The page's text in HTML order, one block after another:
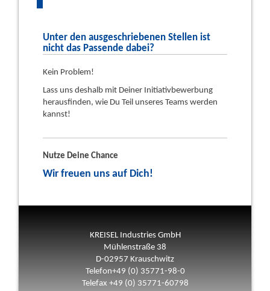
Unter den ausgeschriebenen Stellen ist
nicht das Passende dabei?
Kein Problem!
Lass uns deshalb mit Deiner Initiativbewerbung
herausfinden, wie Du Teil unseres Teams werden
kannst!
Nutze Deine Chance
Wir freuen uns auf Dich!
KREISEL Industries GmbH
Mühlenstraße 38
D-02957 Krauschwitz
Telefon+49 (0) 35771-98-0
Telefax +49 (0) 35771-60798